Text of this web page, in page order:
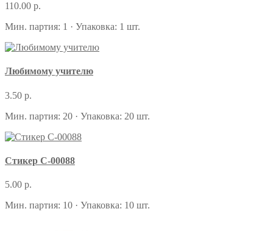
110.00 р.
Мин. партия: 1 · Упаковка: 1 шт.
Любимому учителю
3.50 р.
Мин. партия: 20 · Упаковка: 20 шт.
Стикер С-00088
5.00 р.
Мин. партия: 10 · Упаковка: 10 шт.